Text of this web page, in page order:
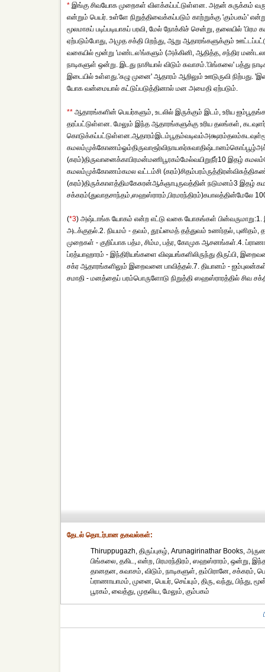
* இங்கு சிவயோக முறைகள் விளக்கப்பட்டுள்ளன. அதன் சுருக்கம்
என்றும் பெயர். உள்ளே நிறுத்திவைக்கப்படும் காற்றுக்கு 'கும்பகம்'
மூலமாகப் படிப்படியாகப் பரவி, மேல் நோக்கிச் சென்று, தலையில்
ஏற்படும்போது, அமுத சக்தி பிறந்து, ஆறு ஆதாரங்களுக்கும்
வகையில் மூன்று 'மண்டல'ங்களும் (அக்கினி, ஆதித்த, சந்திர
நாடிகளுள் ஒன்று. இடது நாசியால் விடும் சுவாசம்.'பிங்கலை' பத்து
இடையில் உள்ளது.'சுழு முனை' ஆதாரம் ஆறிலும் ஊடுருவி
யோக வன்மையால் கட்டுப்படுத்தினால் மன அமைதி ஏற்படும்.
** ஆதாரங்களின் பெயர்களும், உடலில் இருக்கும் இடம், உரிய
தரப்பட்டுள்ளன. மேலும் இந்த ஆதாரங்களுக்கு உரிய தலங்கள்,
(கரம்)திருவானைக்காபிரமன்மணிபூரகம்மேல்வயிறுநீர்10 இதழ்
கமலம்முக்கோணம்கமல வட்டம்சி
(கரம்)திருக்காளத்திமகேசுரன்ஆக்ஞாபுருவத்தின் நடுமனம்3 இதழ்
சக்கரம்(துவாதசாந்தம்,ஸஹஸ்ராரம்,பிரமரந்திரம்)கபாலத்தின்மேலே
(*3) அஷ்டாங்க யோகம் என்ற எட்டு வகை யோகங்கள் பின்வருமாறு:1.
அடக்குதல்.2. நியமம் - தவம், தூய்மைத் தத்துவம் உணர்தல்,
முறைகள் - குறிப்பாக பத்ம, சிம்ம, பத்ர, கோமுக ஆசனங்கள்.4.
ப்ரத்யாஹாரம் - இந்திரியங்களை விஷயங்களிலிருந்து திருப்பி,
சக்ர ஆதாரங்களிலும் இறைவனை பாவித்தல்.7. தியானம் -
சமாதி - மனத்தைப் பரம்பொருளோடு நிறுத்தி ஸஹஸ்ராரத்தில் சிவ
தேட‌ல் தொட‌ர்பான தகவ‌ல்க‌ள்:
Thiruppugazh, திருப்புகழ், Arunagirinathar Books,
பிங்கலை, தகிட, என்ற, பிரமரந்திரம், ஸஹஸ்ராரம், ஒன்று,
தானதன, சுவாசம், விடும், நாடிகளுள், தம்பிரானே, சக்கரம்,
ப்ராணாயாமம், முனை, பெயர், செய்யும், திரு, வந்து, பிந்து,
பூரகம், வைத்து, முதலிய, மேலும், கும்பகம்